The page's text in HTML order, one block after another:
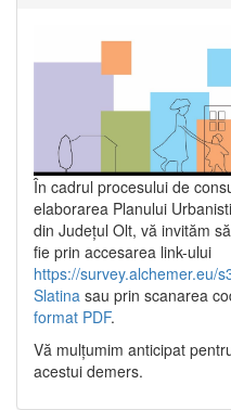
În cadrul procesului de
elaborarea Planului
din Județul Olt, vă invităm
fie prin accesarea link-ului
https://survey.alchemer.eu/
Slatina sau prin scanarea
format PDF.
Vă mulţumim anticipat
acestui demers.